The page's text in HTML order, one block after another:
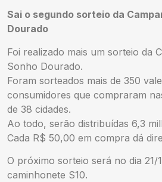
Sai o segundo sorteio da
Dourado
Foi realizado mais um sorteio da
Sonho Dourado.
Foram sorteados mais de 350
consumidores que compraram
de 38 cidades.
Ao todo, serão distribuídas 6,3
Cada R$ 50,00 em compra dá
O próximo sorteio será no dia 21/
caminhonete S10.